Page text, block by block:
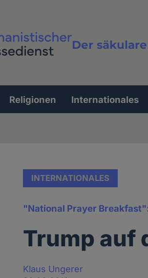
Der
Volltextsuche
Religionen Internationales
INTERNATIONALES
"National Prayer
Trump auf
Klaus Ungerer